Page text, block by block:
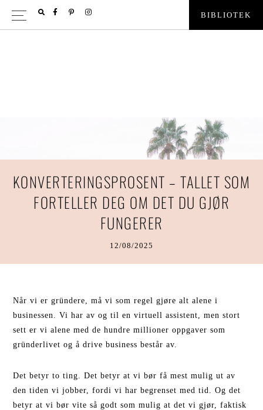
FACEBOOK
PINTEREST
INSTAGRAM B IB LIOTEK
KONVERTERINGSPROSENT – TALLET SOM
FORTELLER DEG OM DET DU GJØR
FUNGERER
12/08/2025
Når vi er gründere, må vi som regel gjøre alt alene i
businessen. Vi har av og til en virtuell assistent, men stort
sett er vi alene med de hundre millioner oppgaver som
gründerlivet og å drive business består av.
Det betyr to ting. Det betyr at vi bør få mest mulig ut av
den tiden vi jobber, fordi vi har begrenset med tid. Og det
betyr at vi bør vite så godt som mulig at det vi gjør, faktisk